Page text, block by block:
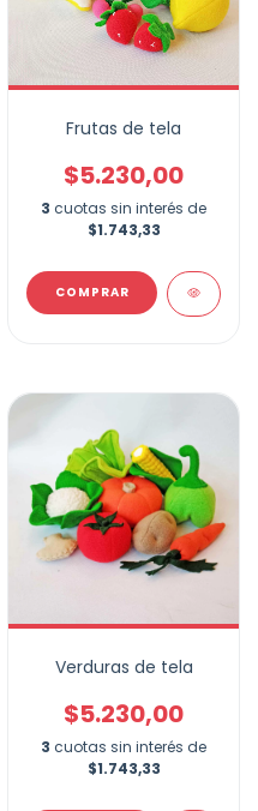
Frutas de tela
$5.230,00
3 cuotas sin interés de
$1.743,33
COMPRAR
Verduras de tela
$5.230,00
3 cuotas sin interés de
$1.743,33